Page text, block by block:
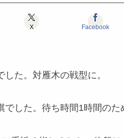
X Facebook
した。対雁木の戦型に。
でした。待ち時間1時間のた